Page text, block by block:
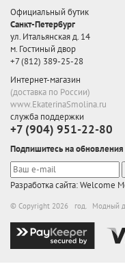
Официальный бутик
Санкт-Петербург
ул. Итальянская д. 14
м. Гостиный двор
+7 (812) 389-25-28
Интернет-магазин
(доставка по России)
www.EkaterinaSmolina.ru
служба поддержки
+7 (904) 951-22-80
Подпишитесь на обновления
Разработка сайта: Welcome
© Copyright 2026 год. Модный